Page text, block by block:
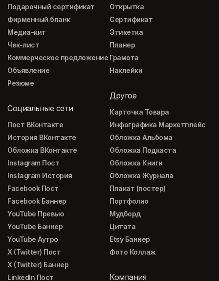
Подарочный сертификат
Фирменный бланк
Медиа-кит
Чек-лист
Коммерческое предложение
Объявление
Резюме
Социальные сети
Пост ВКонтакте
История ВКонтакте
Обложка ВКонтакте
Instagram Пост
Instagram История
Facebook Пост
Facebook Баннер
YouTube Превью
YouTube Баннер
YouTube Аутро
X (Twitter) Пост
X (Twitter) Баннер
LinkedIn Пост
Открытка
Сертификат
Этикетка
Планер
Грамота
Наклейки
Другое
Карточка Товара
Инфографика Маркетплейс
Обложка Альбома
Обложка Подкаста
Обложка Книги
Обложка Журнала
Плакат (постер)
Портфолио
Мудборд
Цитата
Etsy Баннер
Фото Коллаж
Компания